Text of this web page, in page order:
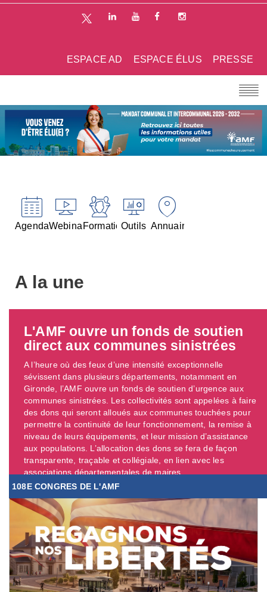
PRESSE
ESPACE ÉLUS
ESPACE AD
AgendaWebinairesFormationsOutils Annuaires
A la une
L'AMF ouvre un fonds de soutien
direct aux communes sinistrées
A l’heure où des feux d’une intensité exceptionnelle
sévissent dans plusieurs départements, notamment en
Gironde, l’AMF ouvre un fonds de soutien d’urgence aux
communes sinistrées. Les collectivités sont appelées à faire
des dons qui seront alloués aux communes touchées pour
permettre la continuité de leur fonctionnement, la remise à
niveau de leurs équipements, et leur mission d’assistance
aux populations. L’allocation des dons se fera de façon
transparente, traçable et collégiale, en lien avec les
associations départementales de maires. ...
108E CONGRES DE L'AMF